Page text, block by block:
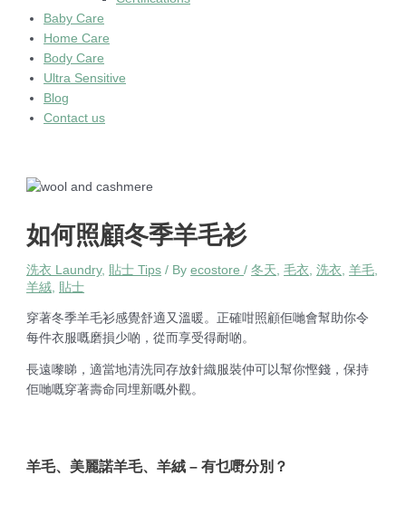
Baby Care
Home Care
Body Care
Ultra Sensitive
Blog
Contact us
如何照顧冬季羊毛衫
洗衣 Laundry, 貼士 Tips / Byecostore/冬天,毛衣,洗衣,羊毛,
羊絨, 貼士
穿著冬季羊毛衫感覺舒適又溫暖。正確咁照顧佢哋會幫助你令
每件衣服嘅磨損少啲，從而享受得耐啲。
長遠嚟睇，適當地清洗同存放針織服裝仲可以幫你慳錢，保持
佢哋嘅穿著壽命同埋新嘅外觀。
羊毛、美麗諾羊毛、羊絨 – 有乜嘢分別？